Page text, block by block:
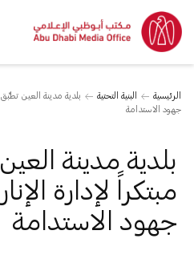
الرئيسية البنية التحتية
بلدية مدينة العين تطبِّق
جهود الاستدامة
بلدية مدينة
مبتكراً لإدارة
جهود الاستدامة